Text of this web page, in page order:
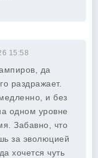
15:58
да
раздражает.
и без
одном уровне
Забавно, что
за эволюцией
хочется чуть